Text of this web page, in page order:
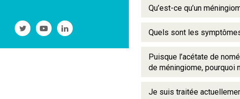
Suivre
l'ANSM
Twitter
Suivre
l'ANSM
Youtube
Suivre
l'ANSM
Linkedin
Qu’est-ce qu’un
Quels sont les
Puisque l’acétate de
de méningiome, pourquoi
Je suis traitée